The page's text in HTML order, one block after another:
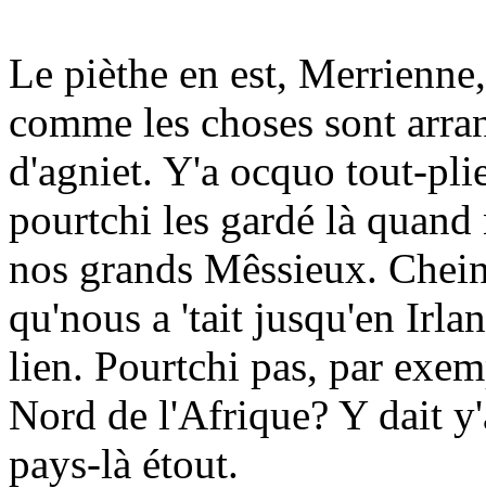
Le pièthe en est,
comme les choses sont
d'agniet. Y'a ocquo tout-
pourtchi les gardé là
nos grands Mêssieux.
qu'nous a 'tait jusqu'en
lien. Pourtchi pas, par
Nord de l'Afrique? Y dait
pays-là étout.